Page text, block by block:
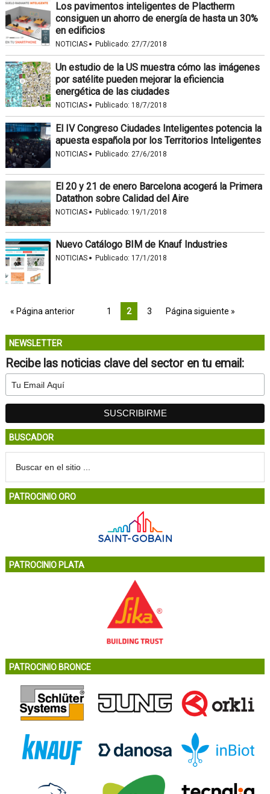
Los pavimentos inteligentes de Plactherm
consiguen un ahorro de energía de hasta un 30%
en edificios
NOTICIAS · Publicado: 27/7/2018
Un estudio de la US muestra cómo las imágenes
por satélite pueden mejorar la eficiencia
energética de las ciudades
NOTICIAS · Publicado: 18/7/2018
El IV Congreso Ciudades Inteligentes potencia la
apuesta española por los Territorios Inteligentes
NOTICIAS · Publicado: 27/6/2018
El 20 y 21 de enero Barcelona acogerá la Primera
Datathon sobre Calidad del Aire
NOTICIAS · Publicado: 19/1/2018
Nuevo Catálogo BIM de Knauf Industries
NOTICIAS · Publicado: 17/1/2018
« Página anterior 1 2 3 Página siguiente »
NEWSLETTER
Recibe las noticias clave del sector en tu email:
BUSCADOR
PATROCINIO ORO
PATROCINIO PLATA
PATROCINIO BRONCE